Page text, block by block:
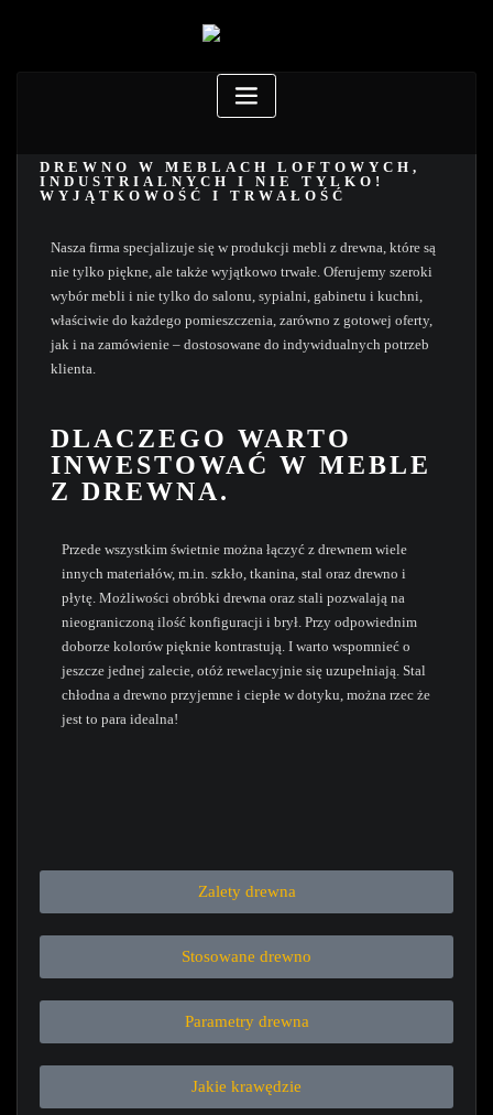
DREWNO W MEBLACH LOFTOWYCH,
INDUSTRIALNYCH I NIE TYLKO!
WYJĄTKOWOŚĆ I TRWAŁOŚĆ
Nasza firma specjalizuje się w produkcji mebli z drewna, które są
nie tylko piękne, ale także wyjątkowo trwałe. Oferujemy szeroki
wybór mebli i nie tylko do salonu, sypialni, gabinetu i kuchni,
właściwie do każdego pomieszczenia, zarówno z gotowej oferty,
jak i na zamówienie – dostosowane do indywidualnych potrzeb
klienta.
DLACZEGO WARTO
INWESTOWAĆ W MEBLE
Z DREWNA.
Przede wszystkim świetnie można łączyć z drewnem wiele
innych materiałów, m.in. szkło, tkanina, stal oraz drewno i
płytę. Możliwości obróbki drewna oraz stali pozwalają na
nieograniczoną ilość konfiguracji i brył. Przy odpowiednim
doborze kolorów pięknie kontrastują. I warto wspomnieć o
jeszcze jednej zalecie, otóż rewelacyjnie się uzupełniają. Stal
chłodna a drewno przyjemne i ciepłe w dotyku, można rzec że
jest to para idealna!
Zalety drewna
Stosowane drewno
Parametry drewna
Jakie krawędzie